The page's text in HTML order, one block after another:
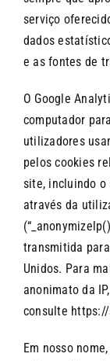
serviço
dados
e as fontes de
O Google
computador
utilizadores
pelos cookies
site, incluindo o
através da
transmitida
Unidos. Para
anonimato da IP,
consulte
Em nosso